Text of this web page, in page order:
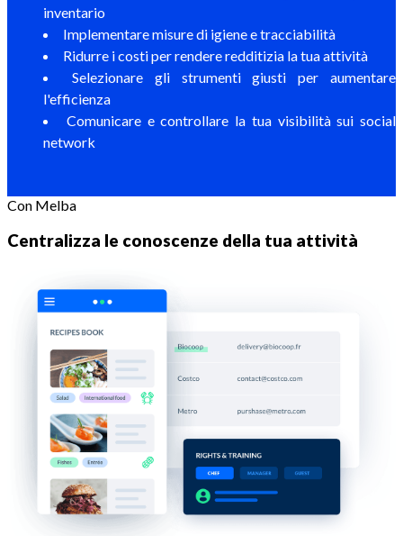
inventario
Implementare misure di igiene e tracciabilità
Ridurre i costi per rendere redditizia la tua attività
Selezionare gli strumenti giusti per aumentare
l'efficienza
Comunicare e controllare la tua visibilità sui social
network
Con Melba
Centralizza le conoscenze della tua attività